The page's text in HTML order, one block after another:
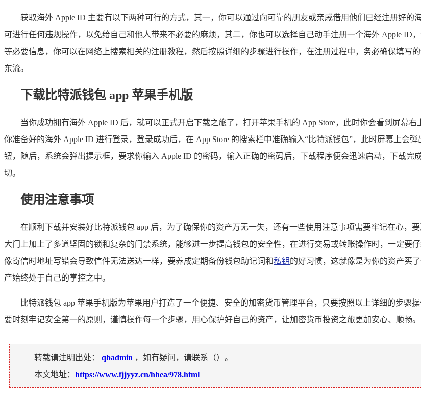
获取海外 Apple ID 主要有以下两种可行的方式，其一，你可以通过向可靠的朋友或亲戚借用他们已经注册好
可进行任何违规操作，以免给自己和他人带来不必要的麻烦，其二，你也可以选择自己动手注册一个海外 Apple ID
等必要信息，你可以在网络上搜索相关的注册教程，然后按照详细的步骤进行操作，在注册过程中，务必确保填写
东流。
下载比特派钱包 app 苹果手机版
当你成功拥有海外 Apple ID 后，就可以正式开启下载之旅了，打开苹果手机的 App Store，此时你会看到屏幕
你准备好的海外 Apple ID 进行登录，登录成功后，在 App Store 的搜索栏中准确输入“比特派钱包”，此时屏幕上会
钮，随后，系统会弹出提示框，要求你输入 Apple ID 的密码，输入正确的密码后，下载程序便会迅速启动，下载
切。
使用注意事项
在顺利下载并安装好比特派钱包 app 后，为了确保你的资产万无一失，还有一些使用注意事项需要牢记在心，
大门上加上了多道坚固的锁和复杂的门禁系统，能够进一步提高钱包的安全性，在进行交易或转账操作时，一定要
像寄信时地址写错会导致信件无法送达一样，要养成定期备份钱包助记词和私钥的好习惯，这就像是为你的资产买
产始终处于自己的掌控之中。
比特派钱包 app 苹果手机版为苹果用户打造了一个便捷、安全的加密货币管理平台，只要按照以上详细的步
要时刻牢记安全第一的原则，谨慎操作每一个步骤，用心保护好自己的资产，让加密货币投资之旅更加安心、顺畅。
转载请注明出处： qbadmin ，如有疑问，请联系（）。
本文地址： https://www.fjjyyz.cn/hhea/978.html